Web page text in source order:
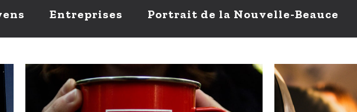
Entreprises Portrait de la Nouvelle-Beauce